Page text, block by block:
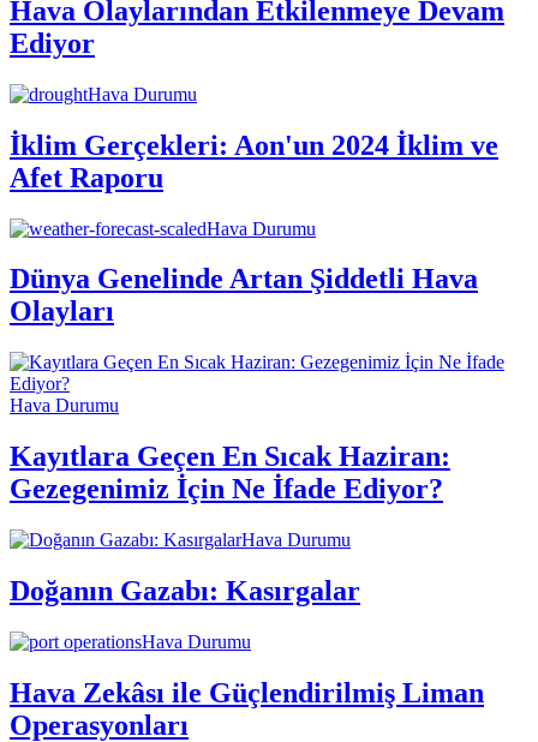
Hava Olaylarından Etkilenmeye Devam
Ediyor
Hava Durumu
İklim Gerçekleri: Aon'un 2024 İklim ve
Afet Raporu
Hava Durumu
Dünya Genelinde Artan Şiddetli Hava
Olayları
Hava Durumu
Kayıtlara Geçen En Sıcak Haziran:
Gezegenimiz İçin Ne İfade Ediyor?
Hava Durumu
Doğanın Gazabı: Kasırgalar
Hava Durumu
Hava Zekâsı ile Güçlendirilmiş Liman
Operasyonları